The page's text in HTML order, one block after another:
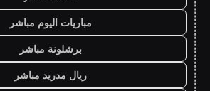
مباريات اليوم مباشر
برشلونة مباشر
ريال مدريد مباشر